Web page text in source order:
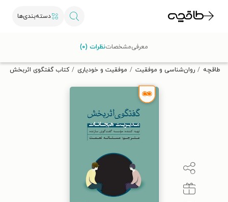
دسته‌بندی‌ها
تخفیف از طاقچه دریافت کن.
طاقچه روان‌شناسی و موفقیت موفقیت و خودیاری کتاب گفتگوی اثربخش
معرفیمشخصاتنظرات (۰)